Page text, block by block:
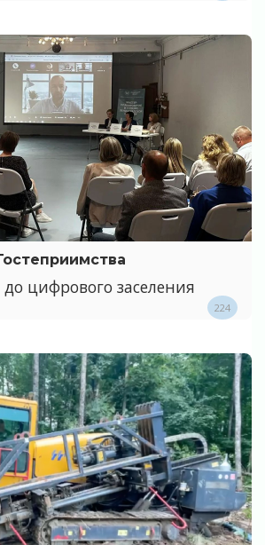
цифрового заселения
224